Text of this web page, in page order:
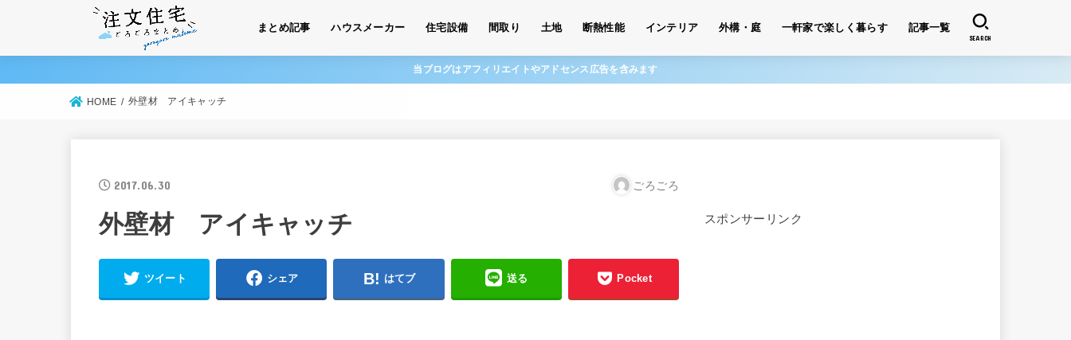
まとめ記事 ハウスメーカー 住宅設備 間取り 土地 断熱性能 インテリア 外構・庭 一軒家で楽しく暮らす 記事一覧
SEARCH
当ブログはアフィリエイトやアドセンス広告を含みます
HOME 外壁材 アイキャッチ
2017.06.30 ごろごろ
外壁材 アイキャッチ
ツイート シェア はてブ 送る Pocket
スポンサーリンク